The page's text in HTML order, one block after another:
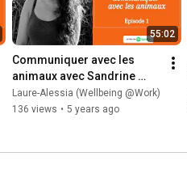
55:02
Communiquer avec les
animaux avec Sandrine
Martinez - [EPISODE 1]
Podcast #9
Laure-Alessia (Wellbeing @Work)
136 views • 5 years ago